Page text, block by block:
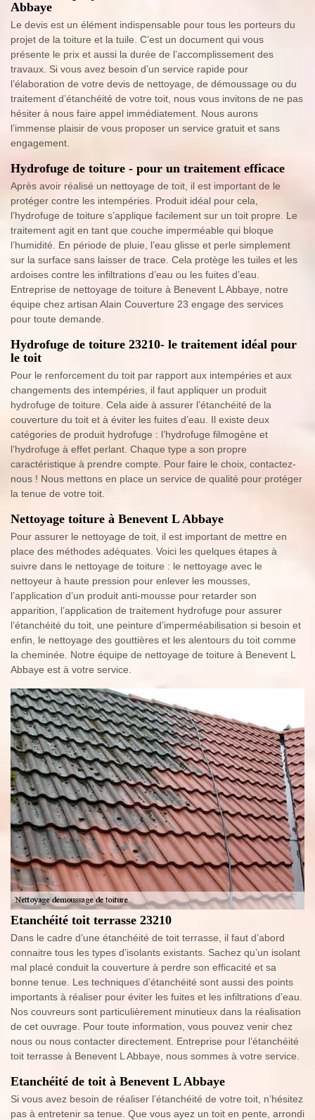
Abbaye
Le devis est un élément indispensable pour tous les porteurs du
projet de la toiture et la tuile. C’est un document qui vous
présente le prix et aussi la durée de l’accomplissement des
travaux. Si vous avez besoin d’un service rapide pour
l’élaboration de votre devis de nettoyage, de démoussage ou du
traitement d’étanchéité de votre toit, nous vous invitons de ne pas
hésiter à nous faire appel immédiatement. Nous aurons
l’immense plaisir de vous proposer un service gratuit et sans
engagement.
Hydrofuge de toiture - pour un traitement efficace
Après avoir réalisé un nettoyage de toit, il est important de le
protéger contre les intempéries. Produit idéal pour cela,
l’hydrofuge de toiture s’applique facilement sur un toit propre. Le
traitement agit en tant que couche imperméable qui bloque
l’humidité. En période de pluie, l’eau glisse et perle simplement
sur la surface sans laisser de trace. Cela protège les tuiles et les
ardoises contre les infiltrations d’eau ou les fuites d’eau.
Entreprise de nettoyage de toiture à Benevent L Abbaye, notre
équipe chez artisan Alain Couverture 23 engage des services
pour toute demande.
Hydrofuge de toiture 23210- le traitement idéal pour
le toit
Pour le renforcement du toit par rapport aux intempéries et aux
changements des intempéries, il faut appliquer un produit
hydrofuge de toiture. Cela aide à assurer l’étanchéité de la
couverture du toit et à éviter les fuites d’eau. Il existe deux
catégories de produit hydrofuge : l’hydrofuge filmogène et
l’hydrofuge à effet perlant. Chaque type a son propre
caractéristique à prendre compte. Pour faire le choix, contactez-
nous ! Nous mettons en place un service de qualité pour protéger
la tenue de votre toit.
Nettoyage toiture à Benevent L Abbaye
Pour assurer le nettoyage de toit, il est important de mettre en
place des méthodes adéquates. Voici les quelques étapes à
suivre dans le nettoyage de toiture : le nettoyage avec le
nettoyeur à haute pression pour enlever les mousses,
l’application d’un produit anti-mousse pour retarder son
apparition, l’application de traitement hydrofuge pour assurer
l’étanchéité du toit, une peinture d’imperméabilisation si besoin et
enfin, le nettoyage des gouttières et les alentours du toit comme
la cheminée. Notre équipe de nettoyage de toiture à Benevent L
Abbaye est à votre service.
Etanchéité toit terrasse 23210
Dans le cadre d’une étanchéité de toit terrasse, il faut d’abord
connaitre tous les types d’isolants existants. Sachez qu’un isolant
mal placé conduit la couverture à perdre son efficacité et sa
bonne tenue. Les techniques d’étanchéité sont aussi des points
importants à réaliser pour éviter les fuites et les infiltrations d’eau.
Nos couvreurs sont particulièrement minutieux dans la réalisation
de cet ouvrage. Pour toute information, vous pouvez venir chez
nous ou nous contacter directement. Entreprise pour l’étanchéité
toit terrasse à Benevent L Abbaye, nous sommes à votre service.
Etanchéité de toit à Benevent L Abbaye
Si vous avez besoin de réaliser l’étanchéité de votre toit, n’hésitez
pas à entretenir sa tenue. Que vous ayez un toit en pente, arrondi